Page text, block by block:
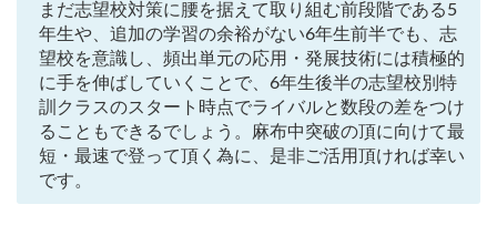
まだ志望校対策に腰を据えて取り組む前段階である5
年生や、追加の学習の余裕がない6年生前半でも、志
望校を意識し、頻出単元の応用・発展技術には積極的
に手を伸ばしていくことで、6年生後半の志望校別特
訓クラスのスタート時点でライバルと数段の差をつけ
ることもできるでしょう。麻布中突破の頂に向けて最
短・最速で登って頂く為に、是非ご活用頂ければ幸い
です。